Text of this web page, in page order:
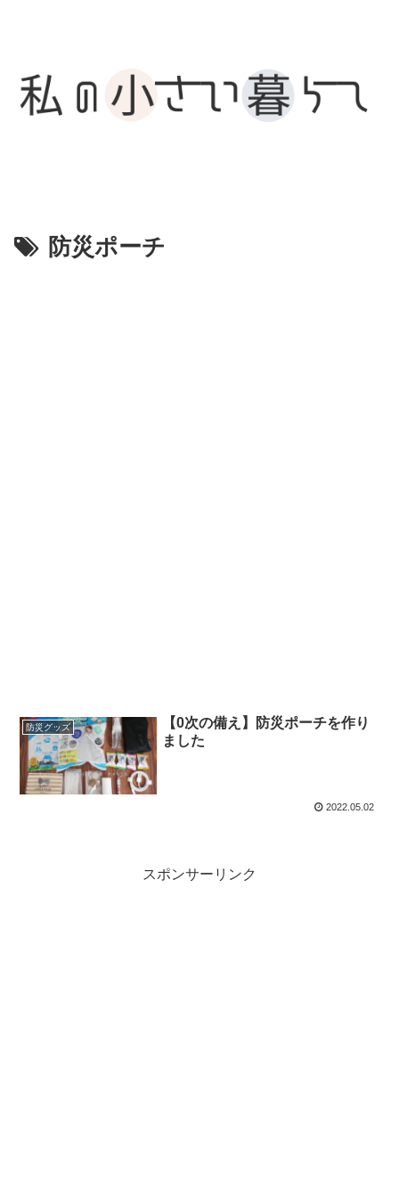
防災ポーチ
防災グッズ
【0次の備え】防災ポーチを作り
ました
2022.05.02
スポンサーリンク